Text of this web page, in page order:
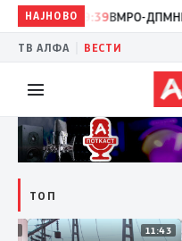
НАЈНОВО
19:39 ВМРО-ДПМНЕ:
ТВ АЛФА ВЕСТИ
ТОП
12:03